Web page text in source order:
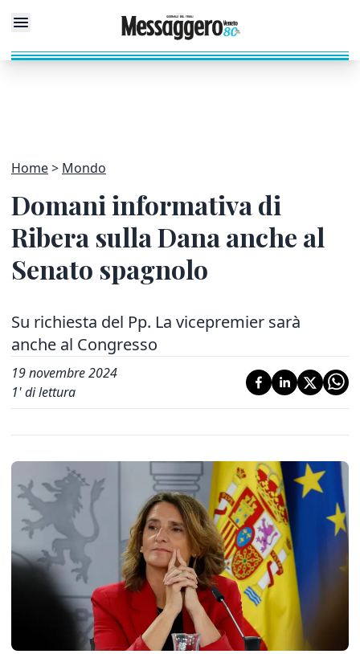
Home Mondo
Domani informativa di
Ribera sulla Dana anche al
Senato spagnolo
Su richiesta del Pp. La vicepremier sarà
anche al Congresso
19 novembre 2024
1' di lettura